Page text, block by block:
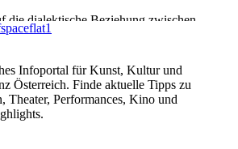
die dialektische Beziehung zwischen
auf die Kreolisierung als
eine Reise durch Kunst und Literatur
des Denkens von Gilles Deleuze
Raum zwischen Entdeckung und
zwischen dem, was gerade
bereits verschwunden ist und letztlich
Infoportal für Kunst, Kultur und
Österreich. Finde aktuelle Tipps zu
Theater, Performances, Kino und